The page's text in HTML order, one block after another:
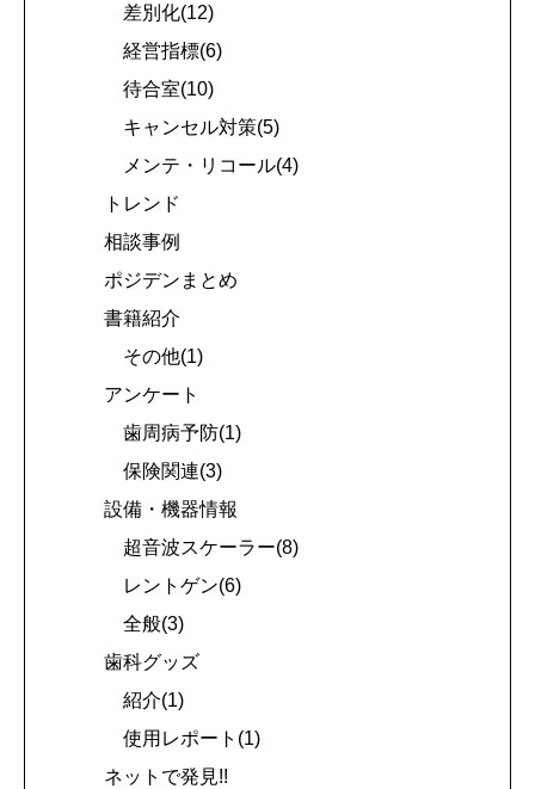
差別化(12)
経営指標(6)
待合室(10)
キャンセル対策(5)
メンテ・リコール(4)
トレンド
相談事例
ポジデンまとめ
書籍紹介
その他(1)
アンケート
歯周病予防(1)
保険関連(3)
設備・機器情報
超音波スケーラー(8)
レントゲン(6)
全般(3)
歯科グッズ
紹介(1)
使用レポート(1)
ネットで発見!!